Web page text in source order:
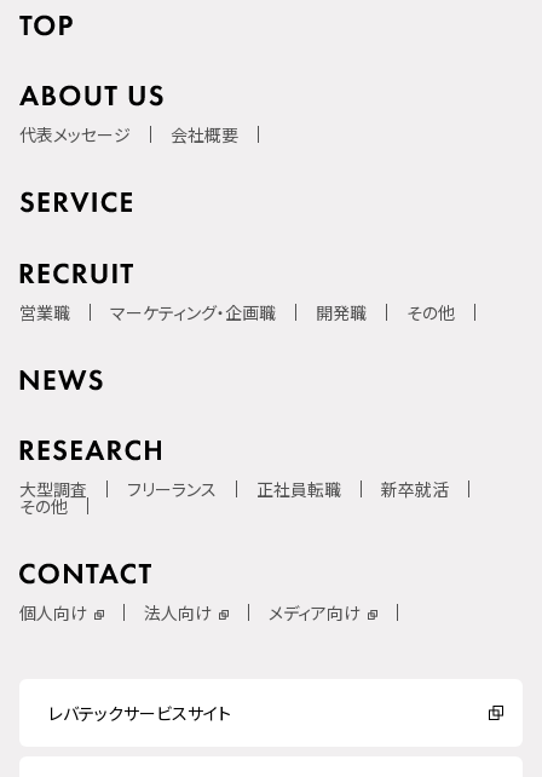
代表メッセージ 会社概要
営業職 マーケティング・企画職 開発職 その他
大型調査 フリーランス 正社員転職 新卒就活
その他
個人向け 法人向け メディア向け
レバテックサービスサイト